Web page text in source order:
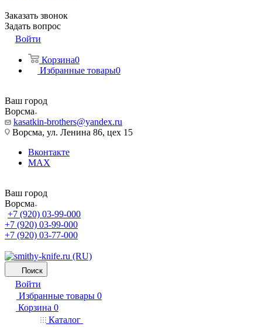
Заказать звонок
Задать вопрос
Войти
Корзина0
Избранные товары0
Ваш город
Ворсма
kasatkin-brothers@yandex.ru
Ворсма, ул. Ленина 86, цех 15
Вконтакте
MAX
Ваш город
Ворсма
+7 (920) 03-99-000
+7 (920) 03-99-000
+7 (920) 03-77-000
Поиск
Войти
Избранные товары 0
Корзина 0
Каталог